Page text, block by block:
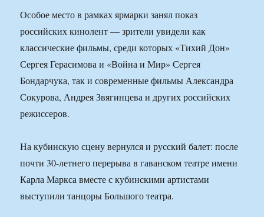
Особое место в рамках ярмарки занял показ
российских кинолент — зрители увидели как
классические фильмы, среди которых «Тихий Дон»
Сергея Герасимова и «Война и Мир» Сергея
Бондарчука, так и современные фильмы Александра
Сокурова, Андрея Звягинцева и других российских
режиссеров.
На кубинскую сцену вернулся и русский балет: после
почти 30-летнего перерыва в гаванском театре имени
Карла Маркса вместе с кубинскими артистами
выступили танцоры Большого театра.